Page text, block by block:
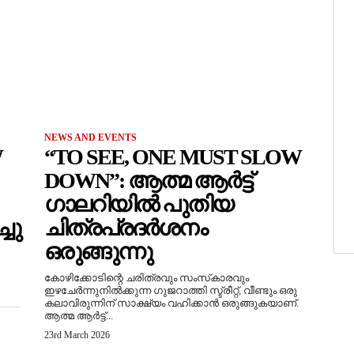
NEWS AND EVENTS
“TO SEE, ONE MUST SLOW
DOWN”: ആത്മ ആർട്ട്
ഗാലറിയിൽ പുതിയ
ചിത്രപ്രദർശനം
ഒരുങ്ങുന്നു
കോഴിക്കോടിന്റെ ചരിത്രവും സംസ്‌കാരവും
ഇഴചേർന്നുനിൽക്കുന്ന ഗുജറാത്തി സ്ട്രീറ്റ്, വീണ്ടും ഒരു
കലാവിരുന്നിന് സാക്ഷ്യം വഹിക്കാൻ ഒരുങ്ങുകയാണ്.
ആത്മ ആർട്ട്...
23rd March 2026